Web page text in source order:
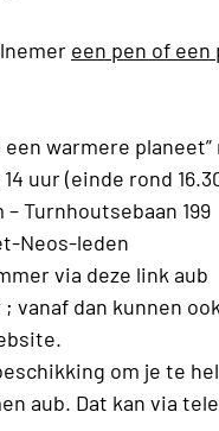
een pen of een
warmere
uur (einde rond
Turnhoutsebaan 199
Neos-leden
via deze link aub
vanaf dan kunnen
om je te
aub. Dat kan via